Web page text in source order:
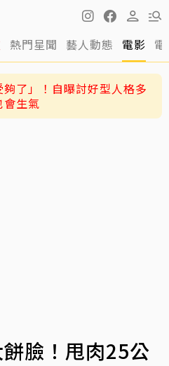
熱門星聞 藝人動態 電影
了」！自曝討好型人格多
生氣
臉！甩肉25公